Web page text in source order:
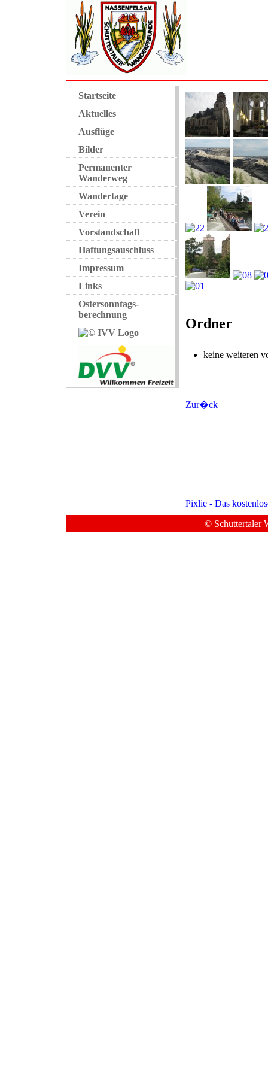
Ordner
keine weiteren
Zur�ck
Pixlie - Das
Startseite
Aktuelles
Ausflüge
Bilder
Permanenter
Wanderweg
Wandertage
Verein
Vorstandschaft
Haftungsauschluss
Impressum
Links
Ostersonntags-
berechnung
© Schuttertaler